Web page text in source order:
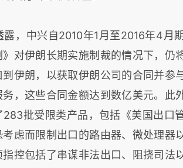
，中兴自2010年1月至2016年4月
》对伊朗长期实施制裁的情况下，仍
伊朗，以获取伊朗公司的合同并参
，这些合同金额达到数亿美元。此
批受限类产品，包括《美国出口
虑而限制出口的路由器、微处理器
控包括了串谋非法出口、阻挠司法